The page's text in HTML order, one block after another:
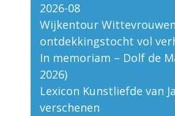
2026-08
Wijkentour
ontdekkingstocht vol
In memoriam – Dolf de
2026)
Lexicon Kunstliefde van
verschenen